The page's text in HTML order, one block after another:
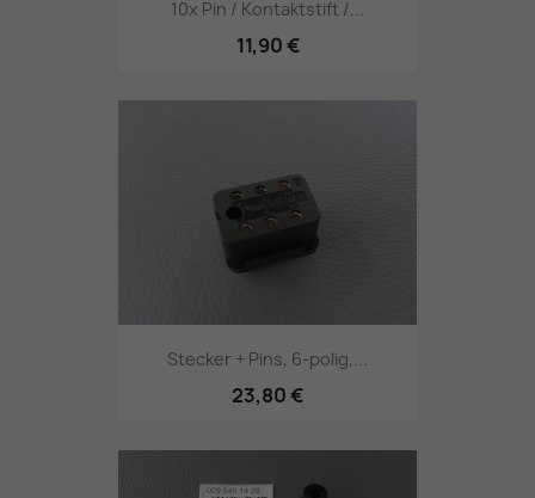
10x Pin / Kontaktstift /...
11,90 €
Stecker + Pins, 6-polig,...
23,80 €